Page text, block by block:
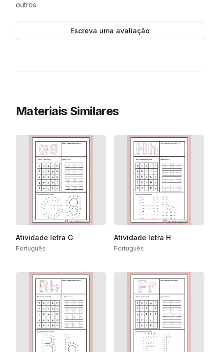
outros
Escreva uma avaliação
Materiais Similares
Atividade letra G
Português
Atividade letra H
Português